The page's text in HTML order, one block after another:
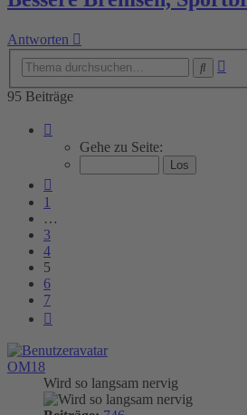
Antworten
95 Beiträge
von
Gehe zu Seite:
1
…
3
4
5
6
7
OM18
Wird so langsam nervig